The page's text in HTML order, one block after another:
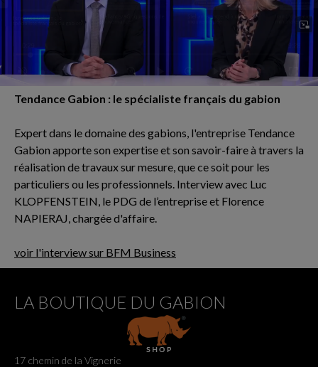
Tendance Gabion : le spécialiste français du gabion
Expert dans le domaine des gabions, l'entreprise Tendance
Gabion apporte son expertise et son savoir-faire à travers la
réalisation de travaux sur mesure, que ce soit pour les
particuliers ou les professionnels. Interview avec Luc
KLOPFENSTEIN, le PDG de l’entreprise et Florence
NAPIERAJ, chargée d'affaire.
voir l'interview sur BFM Business
LA BOUTIQUE DU GABION
17 chemin de la Vignerie